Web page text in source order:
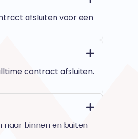
afsluiten voor een
contract afsluiten.
naar binnen en buiten